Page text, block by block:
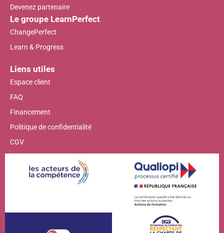
Devenez partenaire
Le groupe LearnPerfect
ChangePerfect
Learn & Progress
Liens utiles
Espace client
FAQ
Financement
Politique de confidentialité
CGV